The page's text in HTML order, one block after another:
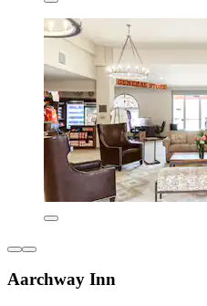
Aarchway Inn